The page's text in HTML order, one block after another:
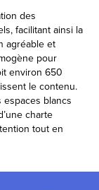
des
facilitant ainsi la
agréable et
pour
environ 650
le contenu.
blancs
charte
tout en